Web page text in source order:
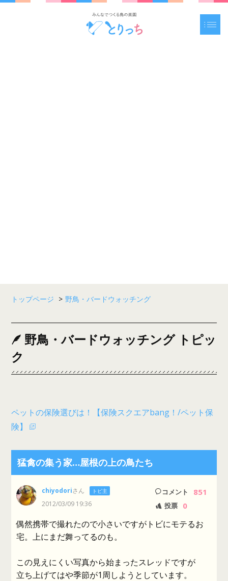
トップページ > 野鳥・バードウォッチング
野鳥・バードウォッチング トピッ
ク
ペットの保険選びは！【保険スクエアbang！/ペット保
険】
猛禽の集う家…屋根の上の鳥たち
chiyodoriさん トピ主
2012/03/09 19:36
コメント 851
投票 0
偶然携帯で撮れたので小さいですがトビにモテるお
宅。上にまだ舞ってるのも。
この見えにくい写真から始まったスレッドですが
立ち上げてはや季節が1周しようとしています。